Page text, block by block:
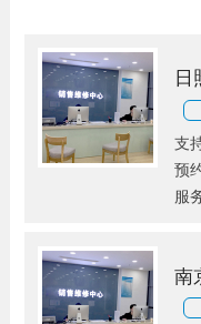
日
支
预
服
南